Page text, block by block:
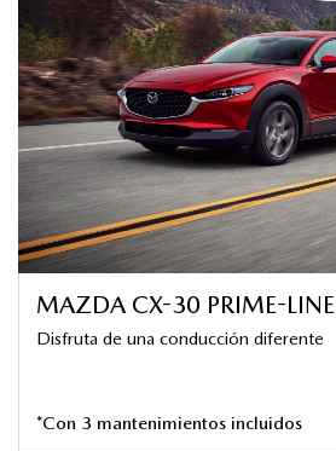
MAZDA CX-30 PRIME-LINE
Disfruta de una conducción diferente
*Con 3 mantenimientos incluidos